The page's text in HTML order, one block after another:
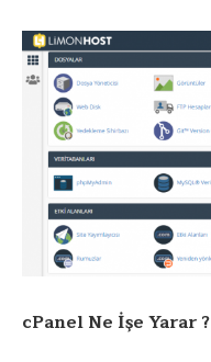
cPanel Ne İşe Yarar ?